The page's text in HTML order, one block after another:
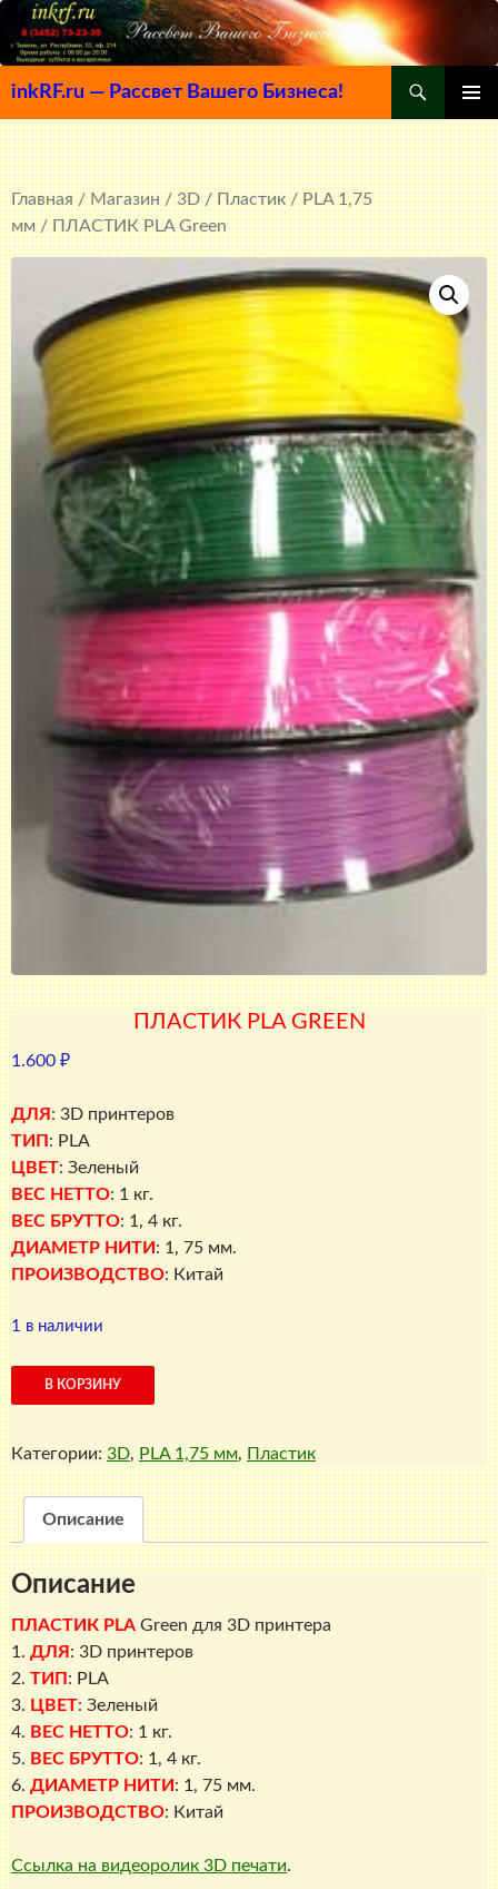
inkRF.ru — Рассвет Вашего Бизнеса!
МЕНЮ
К
СОДЕРЖИМОМУ
Главная/Магазин/3D/Пластик/PLA 1,75
мм/ ПЛАСТИК PLA Green
ПЛАСТИК PLA GREEN
1.600 ₽
ДЛЯ : 3D принтеров
ТИП : PLA
ЦВЕТ: Зеленый
ВЕС НЕТТО: 1 кг.
ВЕС БРУТТО: 1, 4 кг.
ДИАМЕТР НИТИ : 1, 75 мм.
ПРОИЗВОДСТВО: Китай
1 в наличии
Количество
товара
ПЛАСТИК
PLA
Green
В КОРЗИНУ
Категории: 3D, PLA 1,75 мм, Пластик
Описание
Описание
ПЛАСТИК PLA Green для 3D принтера
1. ДЛЯ : 3D принтеров
2. ТИП : PLA
3. ЦВЕТ: Зеленый
4. ВЕС НЕТТО: 1 кг.
5. ВЕС БРУТТО: 1, 4 кг.
6. ДИАМЕТР НИТИ : 1, 75 мм.
ПРОИЗВОДСТВО: Китай
Ссылка на видеоролик 3D печати.